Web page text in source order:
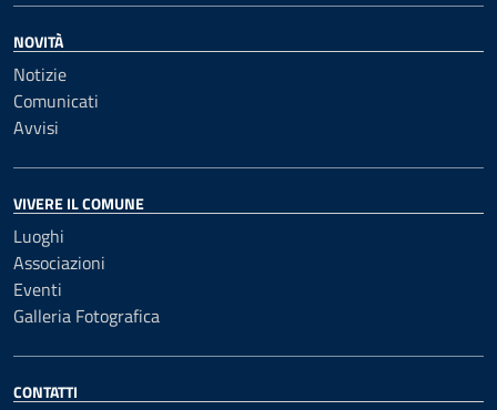
NOVITÀ
Notizie
Comunicati
Avvisi
VIVERE IL COMUNE
Luoghi
Associazioni
Eventi
Galleria Fotografica
CONTATTI